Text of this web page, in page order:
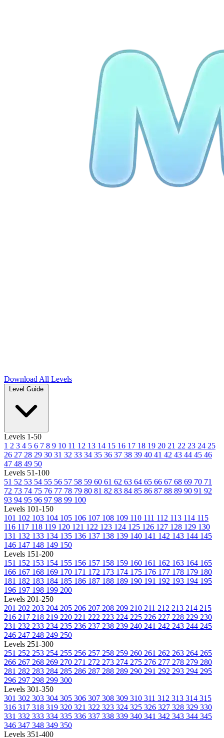
Download All Levels
Level Guide
Levels 1-50
1 2 3 4 5 6 7 8 9 10 11 12 13 14 15 16 17 18 19 20 21 22 23 24 25
26 27 28 29 30 31 32 33 34 35 36 37 38 39 40 41 42 43 44 45 46
47 48 49 50
Levels 51-100
51 52 53 54 55 56 57 58 59 60 61 62 63 64 65 66 67 68 69 70 71
72 73 74 75 76 77 78 79 80 81 82 83 84 85 86 87 88 89 90 91 92
93 94 95 96 97 98 99 100
Levels 101-150
101 102 103 104 105 106 107 108 109 110 111 112 113 114 115
116 117 118 119 120 121 122 123 124 125 126 127 128 129 130
131 132 133 134 135 136 137 138 139 140 141 142 143 144 145
146 147 148 149 150
Levels 151-200
151 152 153 154 155 156 157 158 159 160 161 162 163 164 165
166 167 168 169 170 171 172 173 174 175 176 177 178 179 180
181 182 183 184 185 186 187 188 189 190 191 192 193 194 195
196 197 198 199 200
Levels 201-250
201 202 203 204 205 206 207 208 209 210 211 212 213 214 215
216 217 218 219 220 221 222 223 224 225 226 227 228 229 230
231 232 233 234 235 236 237 238 239 240 241 242 243 244 245
246 247 248 249 250
Levels 251-300
251 252 253 254 255 256 257 258 259 260 261 262 263 264 265
266 267 268 269 270 271 272 273 274 275 276 277 278 279 280
281 282 283 284 285 286 287 288 289 290 291 292 293 294 295
296 297 298 299 300
Levels 301-350
301 302 303 304 305 306 307 308 309 310 311 312 313 314 315
316 317 318 319 320 321 322 323 324 325 326 327 328 329 330
331 332 333 334 335 336 337 338 339 340 341 342 343 344 345
346 347 348 349 350
Levels 351-400